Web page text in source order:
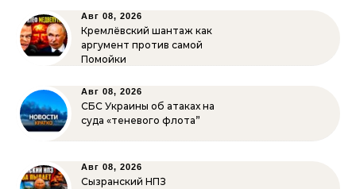
Авг 08, 2026
Кремлёвский шантаж как
аргумент против самой
Помойки
Авг 08, 2026
СБС Украины об атаках на
суда «теневого флота”
Авг 08, 2026
Сызранский НПЗ